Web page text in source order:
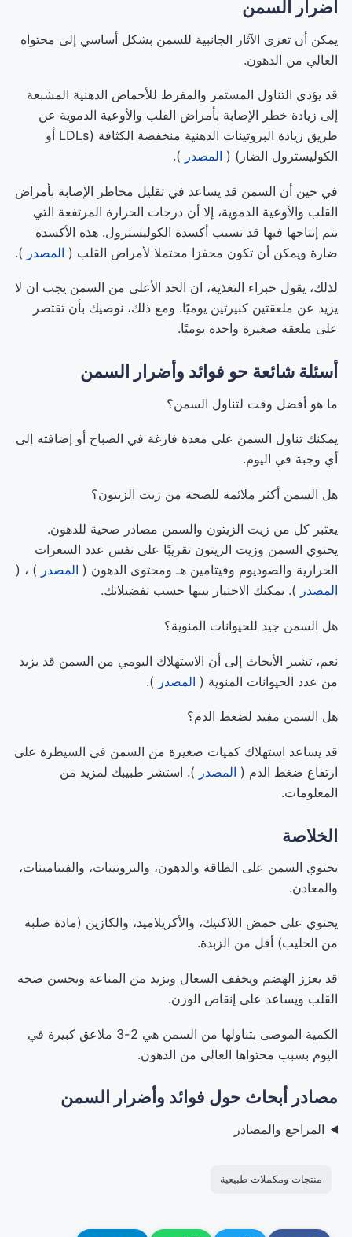
أضرار السمن
يمكن أن تعزى الآثار الجانبية للسمن بشكل أساسي إلى محتواه
العالي من الدهون.
قد يؤدي التناول المستمر والمفرط للأحماض الدهنية المشبعة
إلى زيادة خطر الإصابة بأمراض القلب والأوعية الدموية عن
طريق زيادة البروتينات الدهنية منخفضة الكثافة (LDLs أو
الكوليسترول الضار) ( المصدر ).
في حين أن السمن قد يساعد في تقليل مخاطر الإصابة بأمراض
القلب والأوعية الدموية، إلا أن درجات الحرارة المرتفعة التي
يتم إنتاجها فيها قد تسبب أكسدة الكوليسترول. هذه الأكسدة
ضارة ويمكن أن تكون محفزا محتملا لأمراض القلب ( المصدر ).
لذلك، يقول خبراء التغذية، ان الحد الأعلى من السمن يجب ان لا
يزيد عن ملعقتين كبيرتين يوميًا. ومع ذلك، نوصيك بأن تقتصر
على ملعقة صغيرة واحدة يوميًا.
أسئلة شائعة حو فوائد وأضرار السمن
ما هو أفضل وقت لتناول السمن؟
يمكنك تناول السمن على معدة فارغة في الصباح أو إضافته إلى
أي وجبة في اليوم.
هل السمن أكثر ملائمة للصحة من زيت الزيتون؟
يعتبر كل من زيت الزيتون والسمن مصادر صحية للدهون.
يحتوي السمن وزيت الزيتون تقريبًا على نفس عدد السعرات
الحرارية والصوديوم وفيتامين هـ ومحتوى الدهون ( المصدر ) ، (
المصدر ). يمكنك الاختيار بينها حسب تفضيلاتك.
هل السمن جيد للحيوانات المنوية؟
نعم، تشير الأبحاث إلى أن الاستهلاك اليومي من السمن قد يزيد
من عدد الحيوانات المنوية ( المصدر ).
هل السمن مفيد لضغط الدم؟
قد يساعد استهلاك كميات صغيرة من السمن في السيطرة على
ارتفاع ضغط الدم ( المصدر ). استشر طبيبك لمزيد من
المعلومات.
الخلاصة
يحتوي السمن على الطاقة والدهون، والبروتينات، والفيتامينات،
والمعادن.
يحتوي على حمض اللاكتيك، والأكريلاميد، والكازين (مادة صلبة
من الحليب) أقل من الزبدة.
قد يعزز الهضم ويخفف السعال ويزيد من المناعة ويحسن صحة
القلب ويساعد على إنقاص الوزن.
الكمية الموصى بتناولها من السمن هي 2-3 ملاعق كبيرة في
اليوم بسبب محتواها العالي من الدهون.
مصادر أبحاث حول فوائد وأضرار السمن
المراجع والمصادر
منتجات ومكملات طبيعية